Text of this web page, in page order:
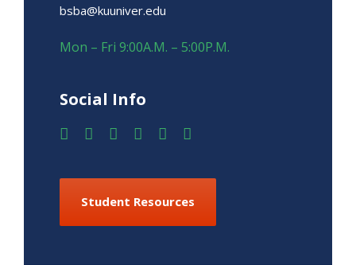
bsba@kuuniver.edu
Mon – Fri 9:00A.M. – 5:00P.M.
Social Info
Student Resources